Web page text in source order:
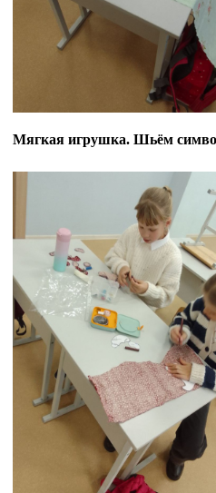
Мягкая игрушка. Шьём